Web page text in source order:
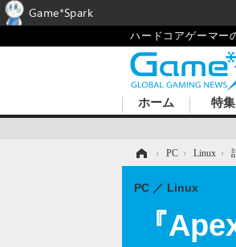
ハードコアゲーマー
ホーム 特集
› PC › Linux ›
『
PC Linux
Game*Spark